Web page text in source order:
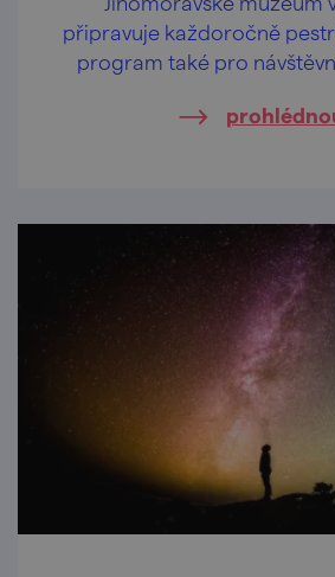
připravuje každoročně
program také pro